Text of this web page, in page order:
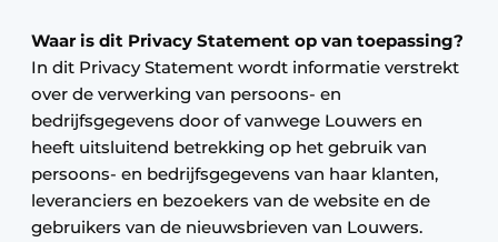
Waar is dit Privacy Statement op van toepassing?
In dit Privacy Statement wordt informatie verstrekt
over de verwerking van persoons- en
bedrijfsgegevens door of vanwege Louwers en
heeft uitsluitend betrekking op het gebruik van
persoons- en bedrijfsgegevens van haar klanten,
leveranciers en bezoekers van de website en de
gebruikers van de nieuwsbrieven van Louwers.